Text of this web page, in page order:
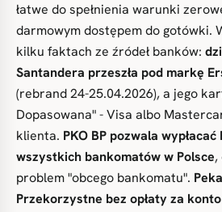
łatwe do spełnienia warunki
darmowym dostępem do gotówki.
kilku faktach ze źródeł banków:
Santandera przeszła pod markę
(rebrand 24-25.04.2026), a jego
Dopasowana" - Visa albo
klienta. PKO BP pozwala wypłacać
wszystkich bankomatów w Polsce,
problem "obcego bankomatu".
Przekorzystne bez opłaty za